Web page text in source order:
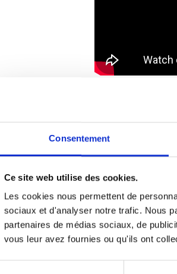
Consentement
Ce site web utilise des cookies.
Les cookies nous permettent de
sociaux et d'analyser notre trafic. Nous
partenaires de médias sociaux, de
vous leur avez fournies ou qu'ils ont
avec les Éditions Gallimard jeunesse
main dans la main avec les Éditions
de fil rouge pour transporter petits
vous cet été pour une expérience